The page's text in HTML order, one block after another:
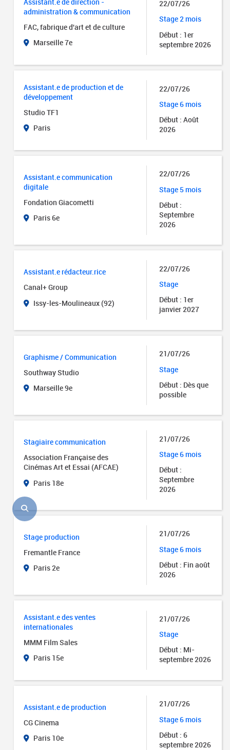
administration & communication
FAC, fabrique d'art et de culture
Marseille 7e
22/07/26
Stage 2 mois
Début : 1er
septembre 2026
Assistant.e de production et de
développement
Studio TF1
Paris
22/07/26
Stage 6 mois
Début : Août
2026
Assistant.e communication
digitale
Fondation Giacometti
Paris 6e
22/07/26
Stage 5 mois
Début :
Septembre
2026
Assistant.e rédacteur.rice
Canal+ Group
Issy-les-Moulineaux (92)
22/07/26
Stage
Début : 1er
janvier 2027
Graphisme / Communication
Southway Studio
Marseille 9e
21/07/26
Stage
Début : Dès que
possible
Stagiaire communication
Association Française des
Cinémas Art et Essai (AFCAE)
Paris 18e
21/07/26
Stage 6 mois
Début :
Septembre
2026
Stage production
Fremantle France
Paris 2e
21/07/26
Stage 6 mois
Début : Fin août
2026
Assistant.e des ventes
internationales
MMM Film Sales
Paris 15e
21/07/26
Stage
Début : Mi-
septembre 2026
Assistant.e de production
CG Cinema
Paris 10e
21/07/26
Stage 6 mois
Début : 6
septembre 2026